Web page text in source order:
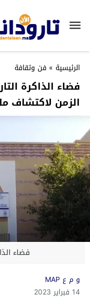
الرئيسية » فن وثقافة
فضاء الذاكرة
الزمن لاكتشاف
فضاء
و م ع MAP
14 فبراير 2023